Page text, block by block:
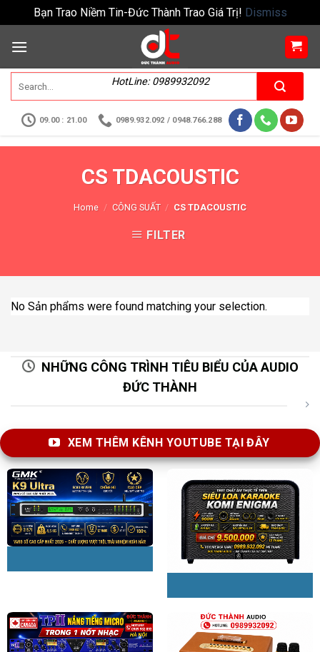
Bạn Trao Niềm Tin-Đức Thành Trao Giá Trị! Dismiss
HotLine: 0989932092
09.00 : 21.00 0989.932.092 / 0948.766.288
CS TDACOUSTIC
Home / CÔNG SUẤT / CS TDACOUSTIC
FILTER
No Sản phẩms were found matching your selection.
NHỮNG CÔNG TRÌNH TIÊU BIỂU CỦA AUDIO
ĐỨC THÀNH
XEM THÊM KÊNH YOUTUBE TẠI ĐÂY